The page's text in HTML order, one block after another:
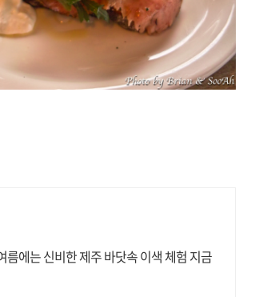
에는 신비한 제주 바닷속 이색 체험 지금